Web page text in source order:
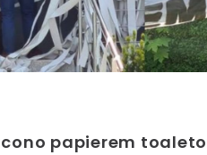
papierem